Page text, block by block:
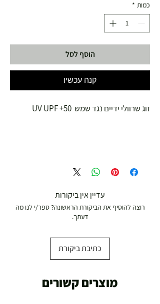
כמות *
הוסף לסל
קנה עכשיו
זוג שרוולי ידיים נגד שמש UV UPF +50
עדיין אין ביקורות
רוצה להוסיף את הביקורת הראשונה? ספר/י לנו מה
דעתך.
כתיבת ביקורת
מוצרים קשורים